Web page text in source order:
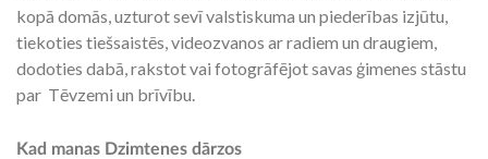
kopā domās, uzturot sevī valstiskuma un piederības izjūtu,
tiekoties tiešsaistēs, videozvanos ar radiem un draugiem,
dodoties dabā, rakstot vai fotogrāfējot savas ģimenes stāstu
par Tēvzemi un brīvību.
Kad manas Dzimtenes dārzos